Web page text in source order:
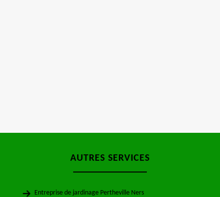
AUTRES SERVICES
Entreprise de jardinage Pertheville Ners